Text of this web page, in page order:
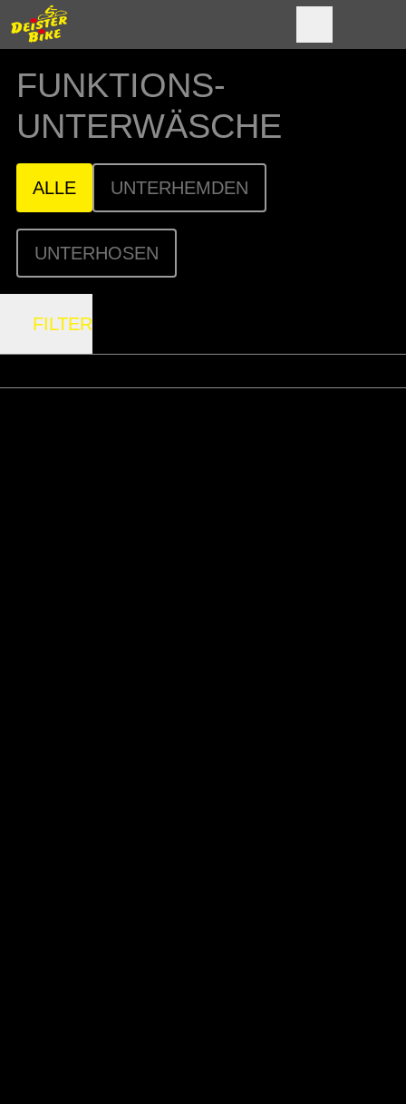
FUNKTIONS­
UNTERWÄSCHE
ALLE UNTERHEMDEN
UNTERHOSEN
FILTER